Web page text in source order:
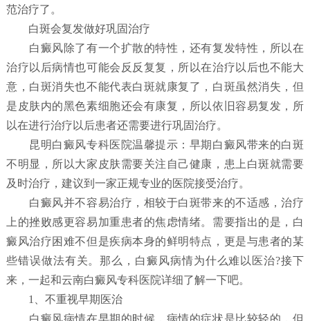
范治疗了。
白斑会复发做好巩固治疗
白癜风除了有一个扩散的特性，还有复发特性，所以在
治疗以后病情也可能会反反复复，所以在治疗以后也不能大
意，白斑消失也不能代表白斑就康复了，白斑虽然消失，但
是皮肤内的黑色素细胞还会有康复，所以依旧容易复发，所
以在进行治疗以后患者还需要进行巩固治疗。
昆明白癜风专科医院温馨提示：早期白癜风带来的白斑
不明显，所以大家皮肤需要关注自己健康，患上白斑就需要
及时治疗，建议到一家正规专业的医院接受治疗。
白癜风并不容易治疗，相较于白斑带来的不适感，治疗
上的挫败感更容易加重患者的焦虑情绪。需要指出的是，白
癜风治疗困难不但是疾病本身的鲜明特点，更是与患者的某
些错误做法有关。那么，白癜风病情为什么难以医治?接下
来，一起和云南白癜风专科医院详细了解一下吧。
1、不重视早期医治